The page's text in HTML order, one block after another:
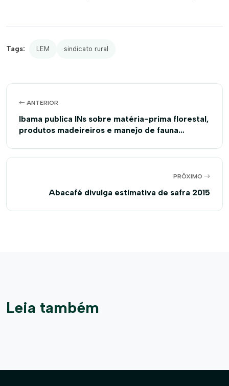
Tags: LEM sindicato rural
ANTERIOR
Ibama publica INs sobre matéria-prima florestal,
produtos madeireiros e manejo de fauna
PRÓXIMO
Abacafé divulga estimativa de safra 2015
Leia também